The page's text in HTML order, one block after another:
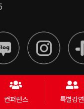
컨퍼런스 특별강연